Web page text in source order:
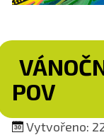
POV
Vytvořeno: